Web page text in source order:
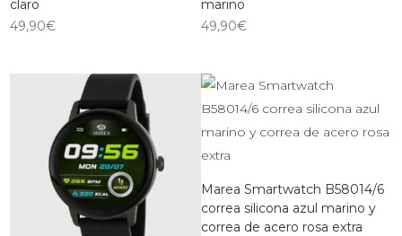
claro
49,90€
marino
49,90€
Marea Smartwatch B58014/6
correa silicona azul marino y
correa de acero rosa extra